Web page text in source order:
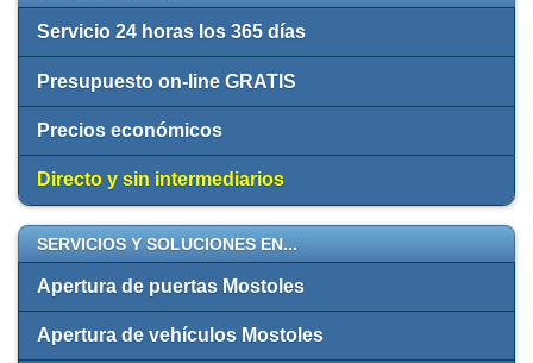
Servicio 24 horas los 365 días
Presupuesto on-line GRATIS
Precios económicos
Directo y sin intermediarios
SERVICIOS Y SOLUCIONES EN...
Apertura de puertas Mostoles
Apertura de vehículos Mostoles